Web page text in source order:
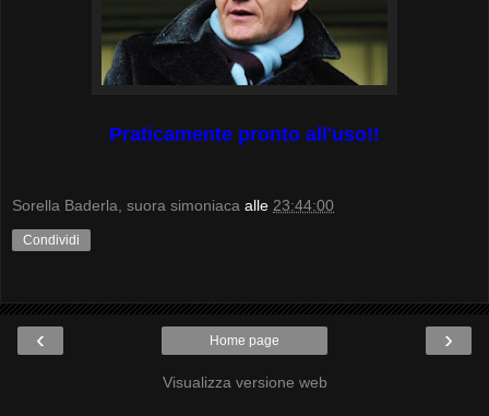
Praticamente pronto all'uso!!
Sorella Baderla, suora simoniaca alle 23:44:00
Condividi
‹ ›
Home page
Visualizza versione web